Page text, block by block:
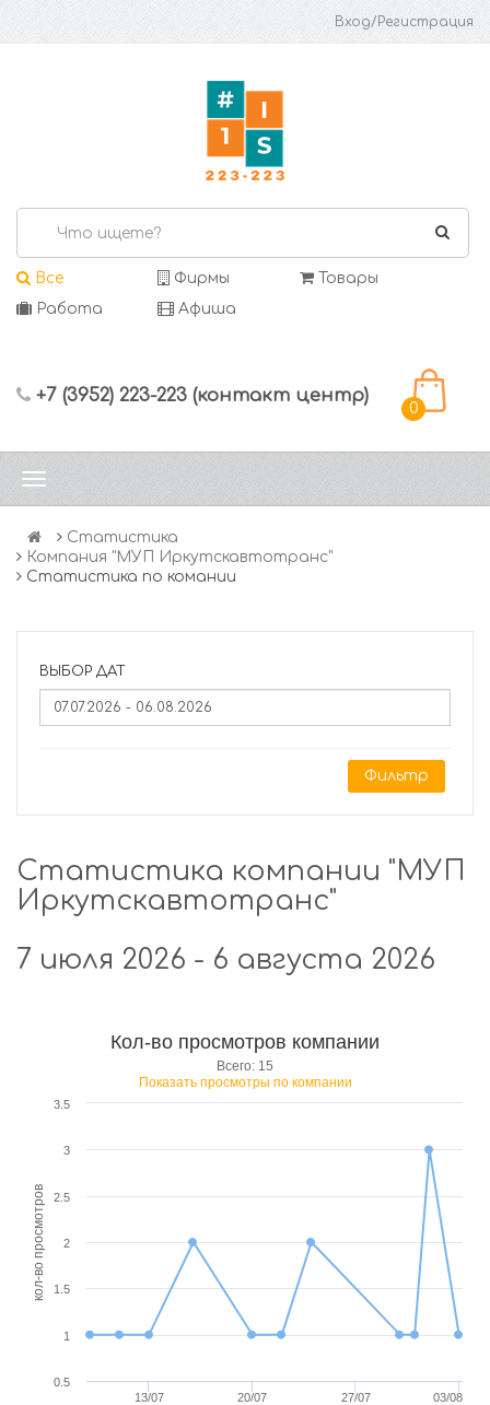
Вход/Регистрация
Все Фирмы
Товары
Работа
Афиша
+7 (3952) 223-223 (контакт центр)
0
Статистика
Компания "МУП Иркутскавтотранс"
Статистика по комании
ВЫБОР ДАТ
Фильтр
Статистика компании "МУП
Иркутскавтотранс"
7 июля 2026 - 6 августа 2026
кол-во просмотров
Кол-во просмотров компании
Всего: 15
Показать просмотры по компании
13/07 20/07 27/07 03/08
0.5
1
1.5
2
2.5
3
3.5